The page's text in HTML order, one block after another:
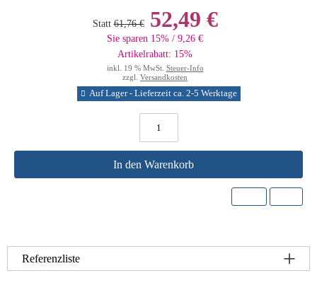
Statt 61,76 €52,49 €
Sie sparen 15% / 9,26 €
Artikelrabatt: 15%
inkl. 19 % MwSt. Steuer-Info
zzgl. Versandkosten
Auf Lager - Lieferzeit ca. 2-5 Werktage
In den Warenkorb
Referenzliste